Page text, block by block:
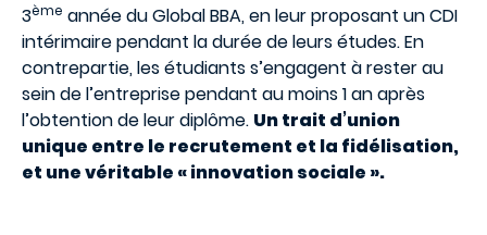
3ème année du Global BBA, en leur proposant un CDI
intérimaire pendant la durée de leurs études. En
contrepartie, les étudiants s’engagent à rester au
sein de l’entreprise pendant au moins 1 an après
l’obtention de leur diplôme. Un trait d’union
unique entre le recrutement et la fidélisation,
et une véritable « innovation sociale ».